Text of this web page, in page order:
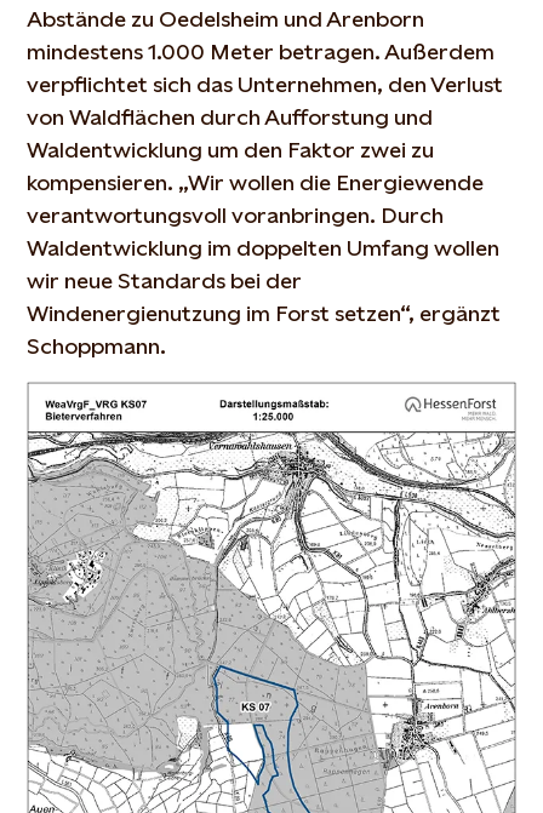
Abstände zu Oedelsheim und Arenborn
mindestens 1.000 Meter betragen. Außerdem
verpflichtet sich das Unternehmen, den Verlust
von Waldflächen durch Aufforstung und
Waldentwicklung um den Faktor zwei zu
kompensieren. „Wir wollen die Energiewende
verantwortungsvoll voranbringen. Durch
Waldentwicklung im doppelten Umfang wollen
wir neue Standards bei der
Windenergienutzung im Forst setzen“, ergänzt
Schoppmann.